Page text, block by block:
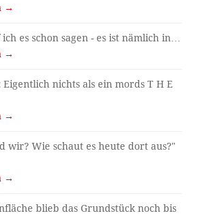
→
es schon sagen - es ist nämlich in…
→
Eigentlich nichts als ein mords T H E
→
wir? Wie schaut es heute dort aus?"
→
blieb das Grundstück noch bis